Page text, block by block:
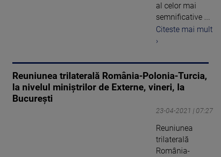
al celor mai
semnificative ...
Citeste mai mult
›
Reuniunea trilaterală România-Polonia-Turcia,
la nivelul miniştrilor de Externe, vineri, la
Bucureşti
23-04-2021 | 07:27
Reuniunea
trilaterală
România-